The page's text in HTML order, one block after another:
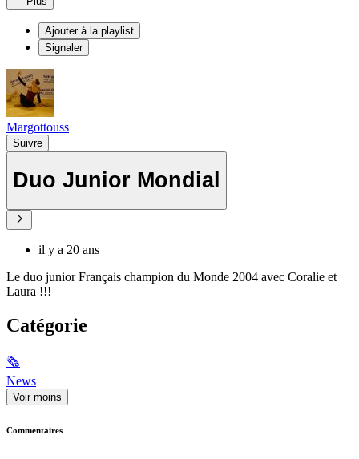
Ajouter à la playlist
Signaler
Margottouss
Suivre
Duo Junior Mondial
il y a 20 ans
Le duo junior Français champion du Monde 2004 avec Coralie et
Laura !!!
Catégorie
🗞
News
Voir moins
Commentaires